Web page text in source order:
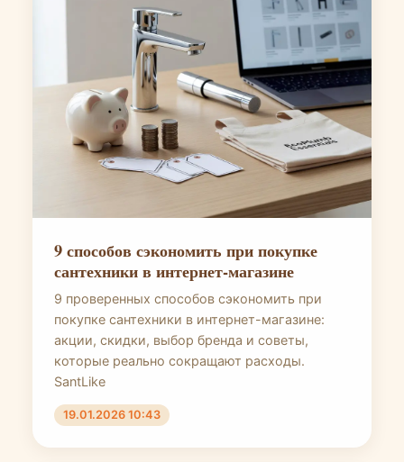
9 способов сэкономить при покупке
сантехники в интернет-магазине
9 проверенных способов сэкономить при
покупке сантехники в интернет-магазине:
акции, скидки, выбор бренда и советы,
которые реально сокращают расходы.
SantLike
19.01.2026 10:43